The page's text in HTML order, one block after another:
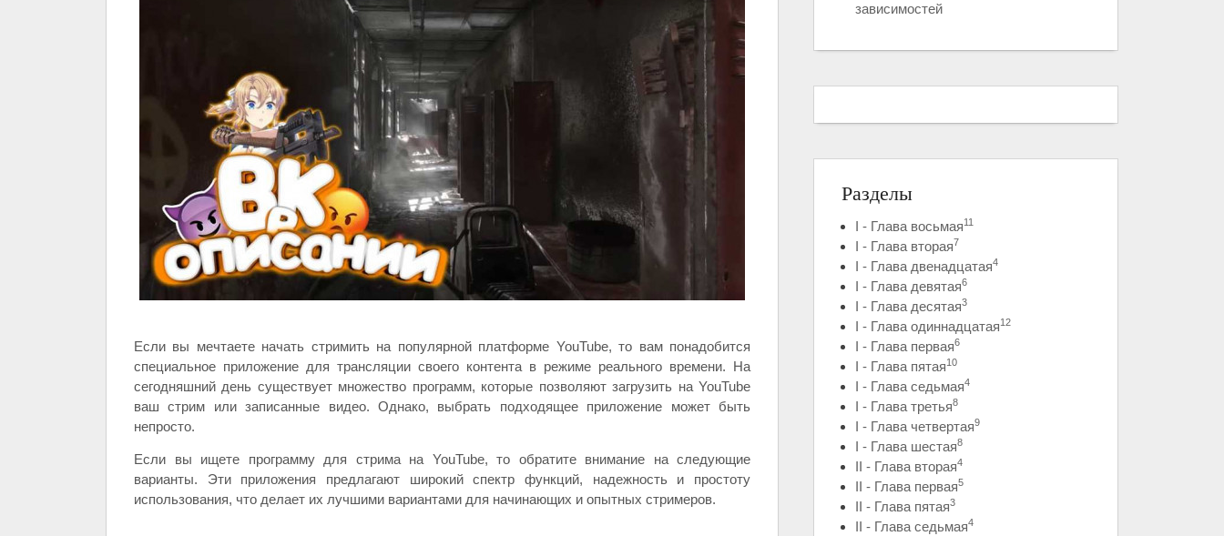
Если вы мечтаете начать стримить на популярной платформе YouTube, то вам понадобится
специальное приложение для трансляции своего контента в режиме реального времени. На
сегодняшний день существует множество программ, которые позволяют загрузить на YouTube
ваш стрим или записанные видео. Однако, выбрать подходящее приложение может быть
непросто.
Если вы ищете программу для стрима на YouTube, то обратите внимание на следующие
варианты. Эти приложения предлагают широкий спектр функций, надежность и простоту
использования, что делает их лучшими вариантами для начинающих и опытных стримеров.
зависимостей
Разделы
I - Глава восьмая11
I - Глава вторая7
I - Глава двенадцатая4
I - Глава девятая6
I - Глава десятая3
I - Глава одиннадцатая12
I - Глава первая6
I - Глава пятая10
I - Глава седьмая4
I - Глава третья8
I - Глава четвертая9
I - Глава шестая8
II - Глава вторая4
II - Глава первая5
II - Глава пятая3
II - Глава седьмая4